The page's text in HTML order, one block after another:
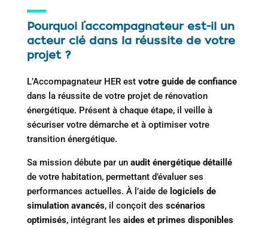
Pourquoi l’accompagnateur est-il un
acteur clé dans la réussite de votre
projet ?
L’Accompagnateur HER est votre guide de confiance
dans la réussite de votre projet de rénovation
énergétique. Présent à chaque étape, il veille à
sécuriser votre démarche et à optimiser votre
transition énergétique.
Sa mission débute par un audit énergétique détaillé
de votre habitation, permettant d’évaluer ses
performances actuelles. À l’aide de logiciels de
simulation avancés, il conçoit des scénarios
optimisés, intégrant les aides et primes disponibles